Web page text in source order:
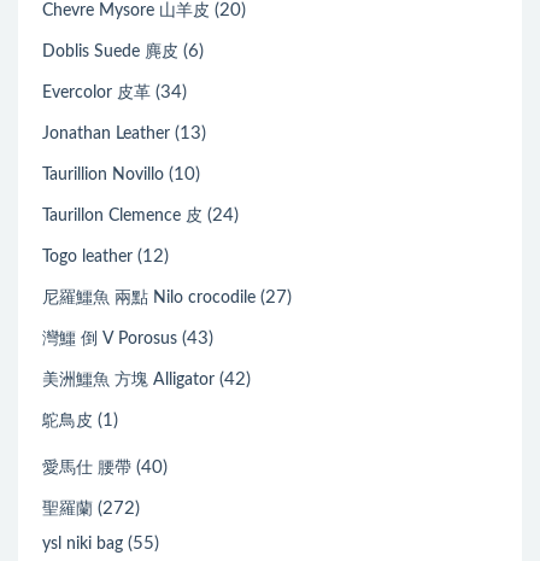
Chevre Mysore 山羊皮 (20)
Doblis Suede 麂皮 (6)
Evercolor 皮革 (34)
Jonathan Leather (13)
Taurillion Novillo (10)
Taurillon Clemence 皮 (24)
Togo leather (12)
尼羅鱷魚 兩點 Nilo crocodile (27)
灣鱷 倒 V Porosus (43)
美洲鱷魚 方塊 Alligator (42)
鴕鳥皮 (1)
愛馬仕 腰帶 (40)
聖羅蘭 (272)
ysl niki bag (55)